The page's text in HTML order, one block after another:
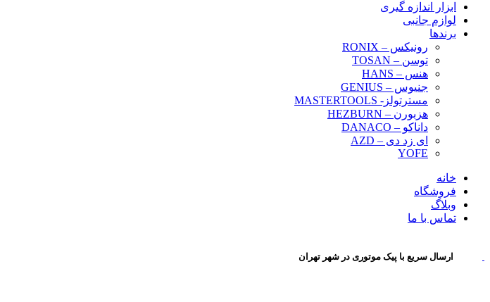
ابزار اندازه گیری
لوازم جانبی
برندها
رونیکس – RONIX
توسن – TOSAN
هنس – HANS
جنیوس – GENIUS
مسترتولز- MASTERTOOLS
هزبورن – HEZBURN
داناکو – DANACO
ای زد دی – AZD
YOFE
خانه
فروشگاه
وبلاگ
تماس با ما
ارسال سریع با پیک موتوری در شهر تهران